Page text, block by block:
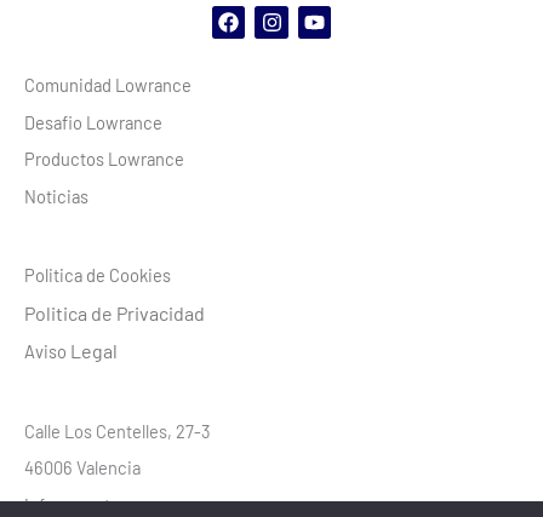
F
I
Y
Comunidad Lowrance
Desafio Lowrance
Productos Lowrance
Noticias
Politica de Cookies
Politica de Privacidad
Aviso Legal
Calle Los Centelles, 27-3
46006 Valencia
info@aventura-gps.com